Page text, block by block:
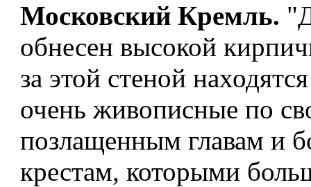
Московский Кремль.
обнесен высокой
за этой стеной
очень живописные по
позлащенным главам и
крестам, которыми